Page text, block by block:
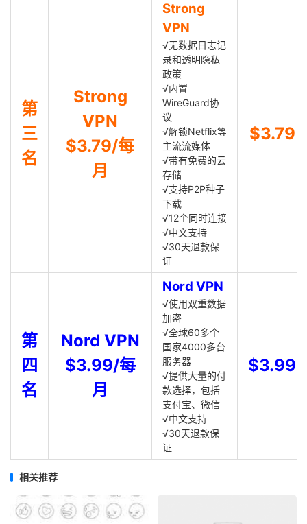
第
三
名
Strong
VPN
$3.79/每
月
Strong
VPN
√无数据日志记
录和透明隐私
政策
√内置
WireGuard协
议
√解锁Netflix等
主流流媒体
√带有免费的云
存储
√支持P2P种子
下载
√12个同时连接
√中文支持
√30天退款保
证
$3.79
第
四
名
Nord VPN
$3.99/每
月
Nord VPN
√使用双重数据
加密
√全球60多个
国家4000多台
服务器
√提供大量的付
款选择，包括
支付宝、微信
√中文支持
√30天退款保
证
$3.99
相关推荐